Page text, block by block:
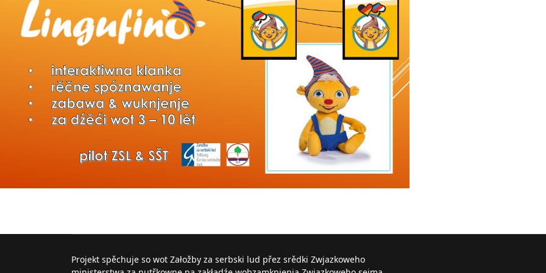
Projekt spěchuje so wot Załožby za serbski lud přez srědki Zwjazkoweho